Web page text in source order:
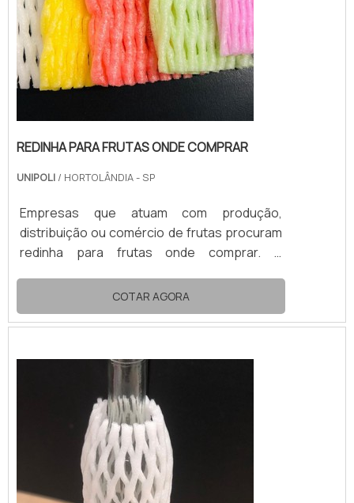
REDINHA PARA FRUTAS ONDE COMPRAR
UNIPOLI / HORTOLÂNDIA - SP
Empresas que atuam com produção,
distribuição ou comércio de frutas procuram
redinha para frutas onde comprar. A
por polietileno expandido (EPE), material com
alto potencial de absorção de impactos.Na
busca por redinha para frutas, é importante
fabricantes especializadas no trabalho com
EPE, a exemplo da Unipoli
Embalagens.REDINHA PARA FRUTAS COM
DIVERSAS QUAL...
COTAR AGORA